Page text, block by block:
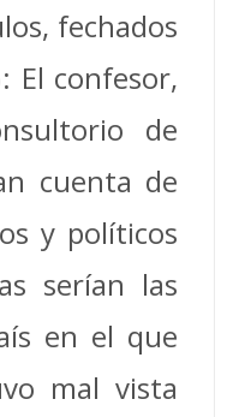
fechados
El confesor,
de
cuenta de
y políticos
serían las
en el que
mal vista